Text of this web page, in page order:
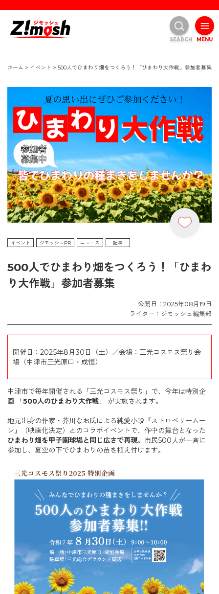
ホーム > イベント > 500人でひまわり畑をつくろう！「ひまわり大作戦」参加者募集
イベント ジモッシュPR ニュース 記事
500人でひまわり畑をつくろう！「ひまわ
り大作戦」参加者募集
公開日：2025年08月19日
ライター：ジモッシュ編集部
開催日：2025年8月30日（土）／会場：三光コスモス祭り会
場（中津市三光原口・成恒）
中津市で毎年開催される「三光コスモス祭り」で、今年は特別企
画
「500人のひまわり大作戦」 が実施されます。
地元出身の作家・芥川なお氏による純愛小説『ストロベリームー
ン』（映画化決定）とのコラボイベントで、作中の舞台となった
ひまわり畑を甲子園球場と同じ広さで再現。市民500人が一斉に
参加し、夏空の下でひまわりの苗を植え付けます。
MENU
SEARCH